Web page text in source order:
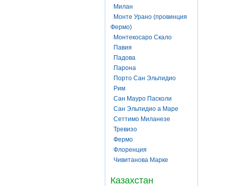
Милан
Монте Урано (провинция
Фермо)
Монтекосаро Скало
Павия
Падова
Парона
Порто Сан Эльпидио
Рим
Сан Мауро Пасколи
Сан Эльпидио а Маре
Сеттимо Миланезе
Тревизо
Фермо
Флоренция
Чивитанова Марке
Казахстан